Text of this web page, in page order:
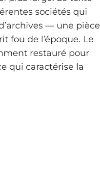
sociétés qui
— une pièce
fou de l’époque. Le
restauré pour
qui caractérise la